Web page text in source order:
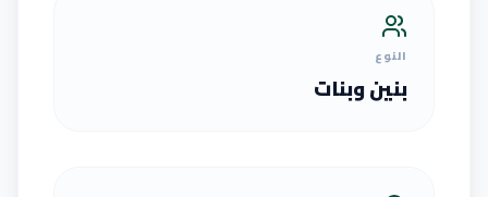
النوع
بنين وبنات